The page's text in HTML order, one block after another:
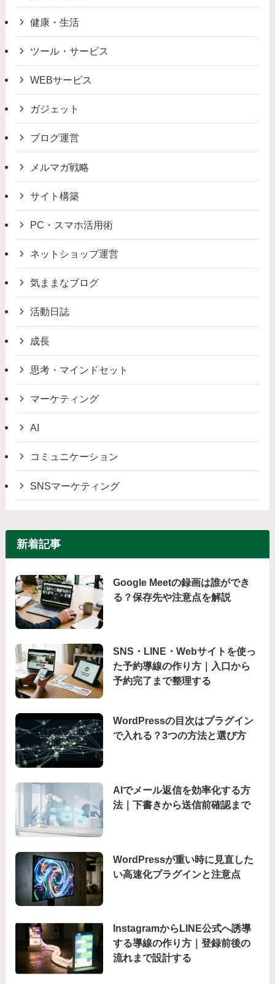
健康・生活
ツール・サービス
WEBサービス
ガジェット
ブログ運営
メルマガ戦略
サイト構築
PC・スマホ活用術
ネットショップ運営
気ままなブログ
活動日誌
成長
思考・マインドセット
マーケティング
AI
コミュニケーション
SNSマーケティング
新着記事
Google Meetの録画は誰ができ
る？保存先や注意点を解説
SNS・LINE・Webサイトを使っ
た予約導線の作り方｜入口から
予約完了まで整理する
WordPressの目次はプラグイン
で入れる？3つの方法と選び方
AIでメール返信を効率化する方
法｜下書きから送信前確認まで
WordPressが重い時に見直した
い高速化プラグインと注意点
InstagramからLINE公式へ誘導
する導線の作り方｜登録前後の
流れまで設計する